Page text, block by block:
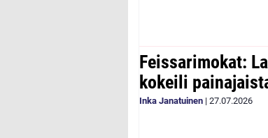
Feissarimokat:
kokeili
Inka Janatuinen | 27.07.2026